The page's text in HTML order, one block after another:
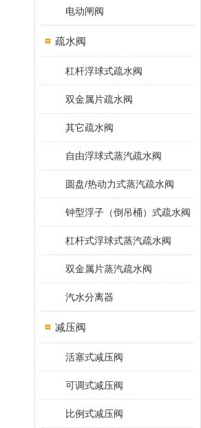
电动闸阀
疏水阀
杠杆浮球式疏水阀
双金属片疏水阀
其它疏水阀
自由浮球式蒸汽疏水阀
圆盘/热动力式蒸汽疏水阀
钟型浮子（倒吊桶）式疏水阀
杠杆式浮球式蒸汽疏水阀
双金属片蒸汽疏水阀
汽水分离器
减压阀
活塞式减压阀
可调式减压阀
比例式减压阀